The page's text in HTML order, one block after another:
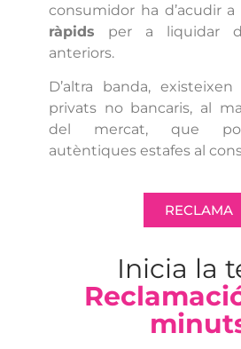
consumidor ha d’acudir a
ràpids per a liquidar
anteriors.
D’altra banda,
privats no bancaris, al
del mercat, que
autèntiques estafes al
RECLAMA
Inicia la